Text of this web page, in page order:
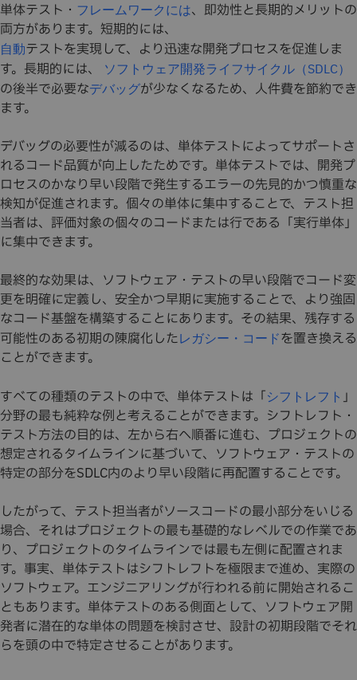
単体テスト・ フレームワークには、即効性と長期的メリットの
両方があります。短期的には、
自動テストを実現して、より迅速な開発プロセスを促進しま
す。長期的には、
ソフトウェア開発ライフサイクル（SDLC）
の後半で必要なデバッグが少なくなるため、人件費を節約でき
ます。
デバッグの必要性が減るのは、単体テストによってサポートさ
れるコード品質が向上したためです。単体テストでは、開発プ
ロセスのかなり早い段階で発生するエラーの先見的かつ慎重な
検知が促進されます。個々の単体に集中することで、テスト担
当者は、評価対象の個々のコードまたは行である「実行単体」
に集中できます。
最終的な効果は、ソフトウェア・テストの早い段階でコード変
更を明確に定義し、安全かつ早期に実施することで、より強固
なコード基盤を構築することにあります。その結果、残存する
可能性のある初期の陳腐化したレガシー・コードを置き換える
ことができます。
すべての種類のテストの中で、単体テストは「シフトレフト 」
分野の最も純粋な例と考えることができます。シフトレフト・
テスト方法の目的は、左から右へ順番に進む、プロジェクトの
想定されるタイムラインに基づいて、ソフトウェア・テストの
特定の部分をSDLC内のより早い段階に再配置することです。
したがって、テスト担当者がソースコードの最小部分をいじる
場合、それはプロジェクトの最も基礎的なレベルでの作業であ
り、プロジェクトのタイムラインでは最も左側に配置されま
す。事実、単体テストはシフトレフトを極限まで進め、実際の
ソフトウェア。エンジニアリングが行われる前に開始されるこ
ともあります。単体テストのある側面として、ソフトウェア開
発者に潜在的な単体の問題を検討させ、設計の初期段階でそれ
らを頭の中で特定させることがあります。